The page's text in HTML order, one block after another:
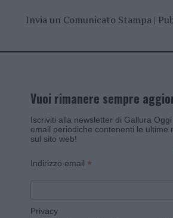
Invia un Comunicato Stampa|
Vuoi rimanere sempre
Iscriviti alla newsletter di Gallura
email periodiche contenenti le ultime
sul sito web!
Indirizzo email *
Privacy